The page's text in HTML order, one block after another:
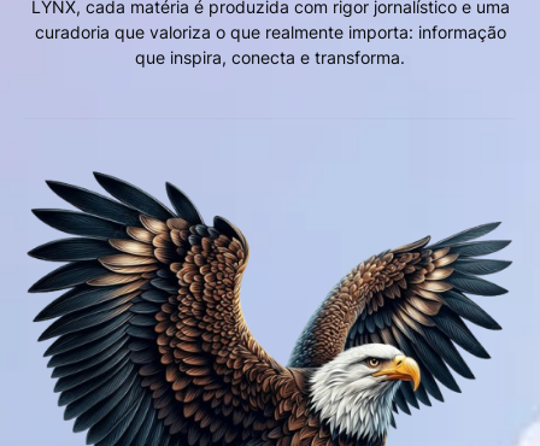
LYNX, cada matéria é produzida com rigor jornalístico e uma
curadoria que valoriza o que realmente importa: informação
que inspira, conecta e transforma.